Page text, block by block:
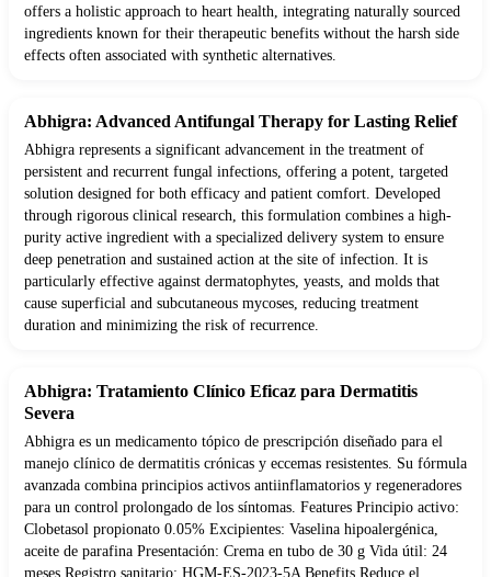
offers a holistic approach to heart health, integrating naturally sourced
ingredients known for their therapeutic benefits without the harsh side
effects often associated with synthetic alternatives.
Abhigra: Advanced Antifungal Therapy for Lasting Relief
Abhigra represents a significant advancement in the treatment of
persistent and recurrent fungal infections, offering a potent, targeted
solution designed for both efficacy and patient comfort. Developed
through rigorous clinical research, this formulation combines a high-
purity active ingredient with a specialized delivery system to ensure
deep penetration and sustained action at the site of infection. It is
particularly effective against dermatophytes, yeasts, and molds that
cause superficial and subcutaneous mycoses, reducing treatment
duration and minimizing the risk of recurrence.
Abhigra: Tratamiento Clínico Eficaz para Dermatitis
Severa
Abhigra es un medicamento tópico de prescripción diseñado para el
manejo clínico de dermatitis crónicas y eccemas resistentes. Su fórmula
avanzada combina principios activos antiinflamatorios y regeneradores
para un control prolongado de los síntomas. Features Principio activo:
Clobetasol propionato 0.05% Excipientes: Vaselina hipoalergénica,
aceite de parafina Presentación: Crema en tubo de 30 g Vida útil: 24
meses Registro sanitario: HGM-ES-2023-5A Benefits Reduce el